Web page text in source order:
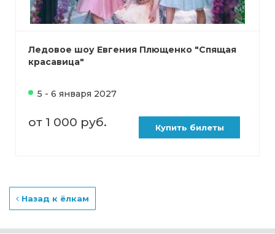
Ледовое шоу Евгения Плющенко "Спящая
красавица"
5 - 6 января 2027
от 1 000 руб. Купить билеты
Назад к ёлкам